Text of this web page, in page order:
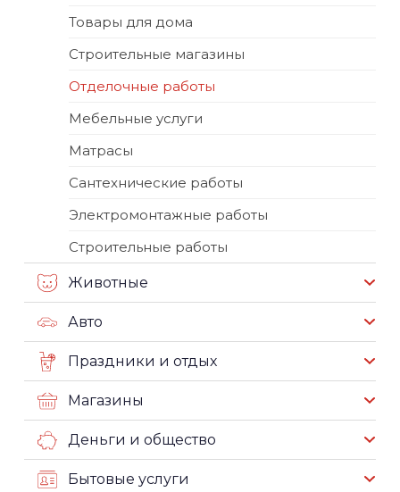
Товары для дома
Строительные магазины
Отделочные работы
Мебельные услуги
Матрасы
Сантехнические работы
Электромонтажные работы
Строительные работы
Животные
Авто
Праздники и отдых
Магазины
Деньги и общество
Бытовые услуги